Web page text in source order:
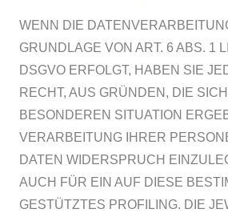
WENN DIE
GRUNDLAGE VON ART. 6 ABS. 1
DSGVO ERFOLGT, HABEN SIE
RECHT, AUS GRÜNDEN, DIE
BESONDEREN SITUATION
VERARBEITUNG IHRER
DATEN WIDERSPRUCH
AUCH FÜR EIN AUF DIESE
GESTÜTZTES PROFILING. DIE